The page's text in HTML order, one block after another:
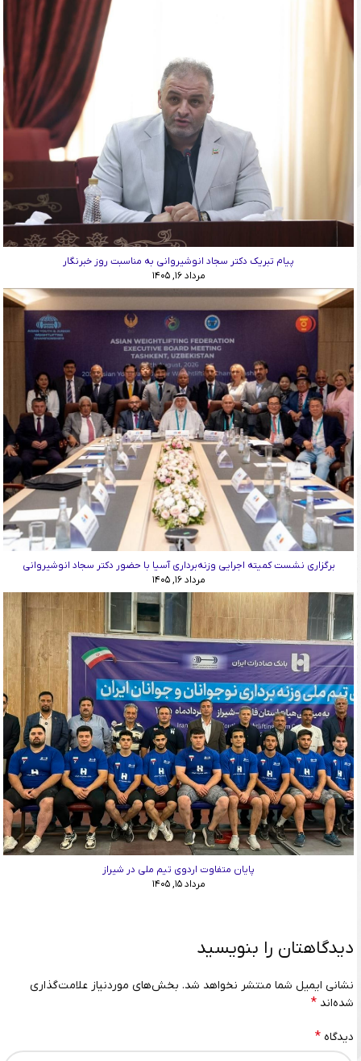
پیام تبریک دکتر سجاد انوشیروانی به مناسبت روز خبرنگار
مرداد ۱۶, ۱۴۰۵
برگزاری نشست کمیته اجرایی وزنه‌برداری آسیا با حضور دکتر سجاد انوشیروانی
مرداد ۱۶, ۱۴۰۵
پایان متفاوت اردوی تیم ملی در شیراز
مرداد ۱۵, ۱۴۰۵
دیدگاهتان را بنویسید
نشانی ایمیل شما منتشر نخواهد شد. بخش‌های موردنیاز علامت‌گذاری
شده‌اند *
دیدگاه *